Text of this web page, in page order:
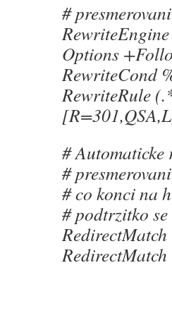
#
Options
RewriteCond
RewriteRule
# Automaticke
#
# co konci na
# podtrzitko